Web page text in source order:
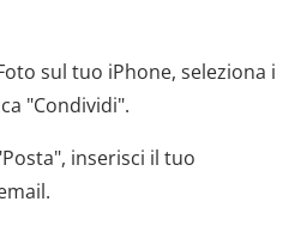
sul tuo iPhone, seleziona i
"Condividi".
inserisci il tuo